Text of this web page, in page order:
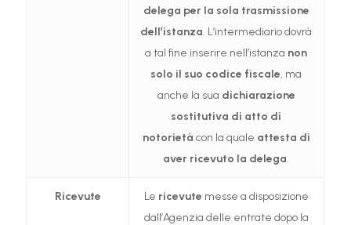
delega per la sola trasmissione
dell’istanza. L’intermediario dovrà
a tal fine inserire nell’istanza non
solo il suo codice fiscale, ma
anche la sua dichiarazione
sostitutiva di atto di
notorietà con la quale attesta di
aver ricevuto la delega.
Ricevute Le ricevute messe a disposizione
dall’Agenzia delle entrate dopo la